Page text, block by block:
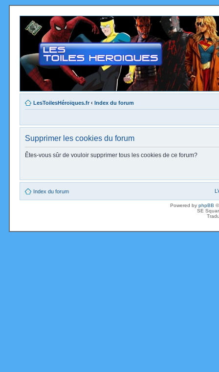
LesToilesHéroïques.fr ‹ Index du forum
Supprimer les cookies du forum
Êtes-vous sûr de vouloir supprimer tous les cookies de ce forum?
Index du forum
Powered by phpBB
SE